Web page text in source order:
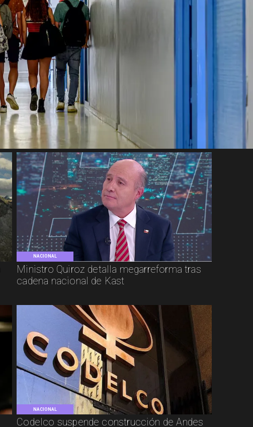
NACIONAL
Ministro Quiroz detalla megarreforma tras
cadena nacional de Kast
NACIONAL
Codelco suspende construcción de Andes